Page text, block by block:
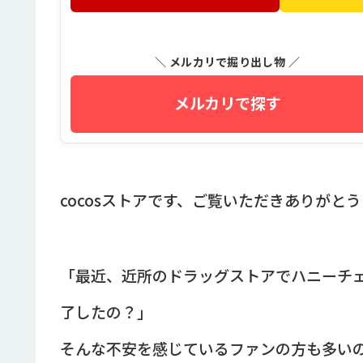
＼ メルカリで掘り出し物 ／
メルカリで探す
cocosストアです、ご覧いただきありがと
「最近、近所のドラッグストアでハニー
了したの？」
そんな不安を感じているファンの方も多い